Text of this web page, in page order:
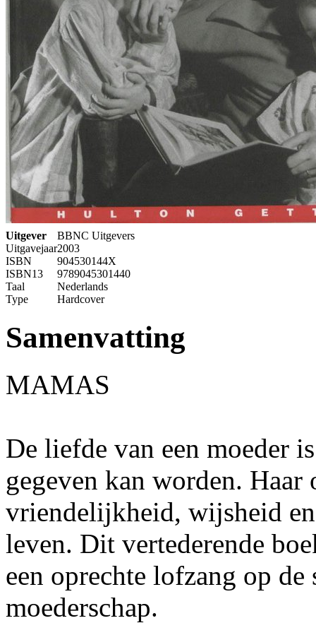
Uitgever
BBNC Uitgevers
Uitgavejaar2003
ISBN
904530144X
ISBN13
9789045301440
Taal
Nederlands
Type
Hardcover
Samenvatting
MAMAS
De liefde van een moeder
gegeven kan worden.
vriendelijkheid, wijsheid
leven. Dit vertederende
een oprechte lofzang op
moederschap.